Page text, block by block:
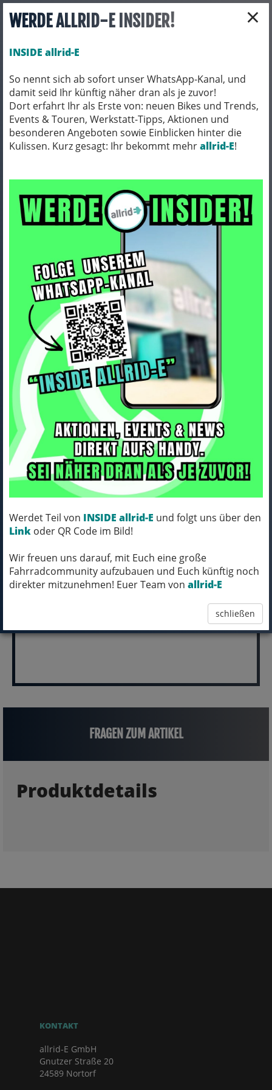
×
WERDE ALLRID-E INSIDER!
INSIDE allrid-E
So nennt sich ab sofort unser WhatsApp-Kanal, und
damit seid Ihr künftig näher dran als je zuvor!
Dort erfahrt Ihr als Erste von: neuen Bikes und Trends,
Events & Touren, Werkstatt-Tipps, Aktionen und
besonderen Angeboten sowie Einblicken hinter die
Kulissen. Kurz gesagt: Ihr bekommt mehrallrid-E!
Werdet Teil von INSIDE allrid-E und folgt uns über den
Link oder QR Code im Bild!
Wir freuen uns darauf, mit Euch eine große
Fahrradcommunity aufzubauen und Euch künftig noch
direkter mitzunehmen! Euer Team von allrid-E
schließen
Toggle navigation
E-BIKES
E-MOUNTAINBIKES
Haibike ALLTRACK 6.5 27.5
i600Wh 11-G Cues
Art.Nr. 45002530
25-26 HB BCXP GL_grey/blue/yellow Rh
MICH KANNST DU BESTELLEN - MIT
(inkl. MwSt.)
FRAGEN ZUM ARTIKEL
Produktdetails
KONTAKT
allrid-E GmbH
Gnutzer Straße 20
24589 Nortorf